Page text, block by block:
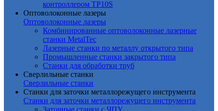
контроллером TP10S
Оптоволоконные лазеры
Оптоволоконные лазеры
Комбинированные оптоволоконные лазерные
станки MetalTec
Лазерные станки по металлу открытого типа
Промышленные станки закрытого типа
Станки для обработки труб
Сверлильные станки
Сверлильные станки
Станки для заточки металлорежущего инструмента
Станки для заточки металлорежущего инструмента
Заточные станки с ЧПУ